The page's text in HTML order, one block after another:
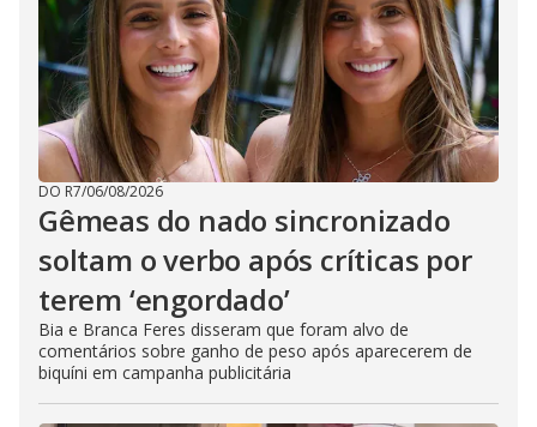
DO R7/06/08/2026
Gêmeas do nado sincronizado
soltam o verbo após críticas por
terem ‘engordado’
Bia e Branca Feres disseram que foram alvo de
comentários sobre ganho de peso após aparecerem de
biquíni em campanha publicitária